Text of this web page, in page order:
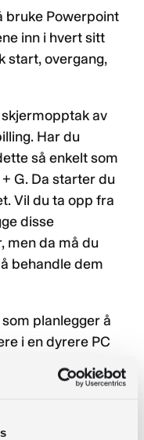
bruke Powerpoint
inn i hvert sitt
start, overgang,
av
Har du
så enkelt som
G. Da starter du
Vil du ta opp fra
disse
men da må du
behandle dem
planlegger å
i en dyrere PC
capture
en PC, enten
til det du